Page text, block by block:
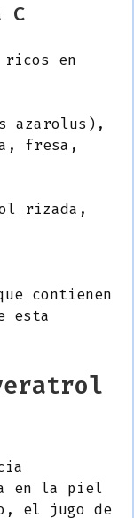
C
ricos en
azarolus),
fresa,
rizada,
contienen
esta
en la piel
el jugo de